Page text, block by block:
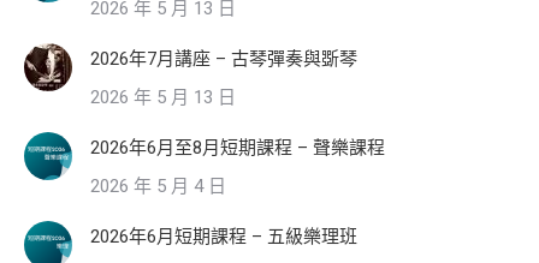
2026 年 5 月 13 日
2026年7月講座 – 古琴彈奏與斲琴
2026 年 5 月 13 日
2026年6月至8月短期課程 – 聲樂課程
2026 年 5 月 4 日
2026年6月短期課程 – 五級樂理班